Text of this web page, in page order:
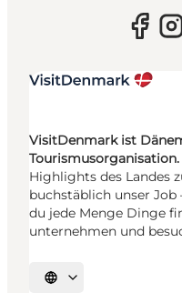
VisitDenmark ist
Tourismusorganisation.
Highlights des Landes
buchstäblich unser Job
du jede Menge Dinge
unternehmen und
Sprache auswählen